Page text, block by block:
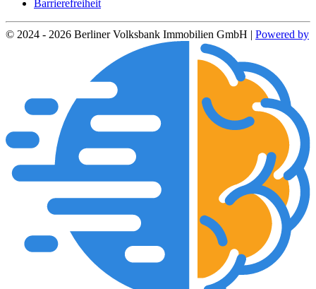
Barrierefreiheit
© 2024 - 2026 Berliner Volksbank Immobilien GmbH | Powered by